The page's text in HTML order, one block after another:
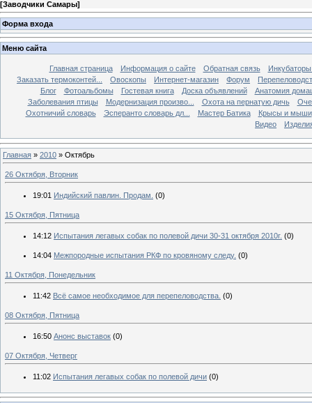
[Заводчики Самары]
Форма входа
Меню сайта
Главная страница Информация о сайте Обратная связь
Заказать термоконтей...
Овоскопы Интернет-магазин Форум
Блог
Фотоальбомы Гостевая книга Доска объявлений
Анатомия
Заболевания птицы
Модернизация произво... Охота на пернатую дичь
Охотничий словарь
Эсперанто словарь дл... Мастер Батика
Крысы и мыши
Видео
Главная » 2010 » Октябрь
26 Октября, Вторник
19:01 Индийский павлин. Продам. (0)
15 Октября, Пятница
14:12 Испытания легавых собак по полевой дичи 30-31 октября 2010г. (0)
14:04 Межпородные испытания РКФ по кровяному следу. (0)
11 Октября, Понедельник
11:42 Всё самое необходимое для перепеловодства. (0)
08 Октября, Пятница
16:50 Анонс выставок (0)
07 Октября, Четверг
11:02 Испытания легавых собак по полевой дичи (0)